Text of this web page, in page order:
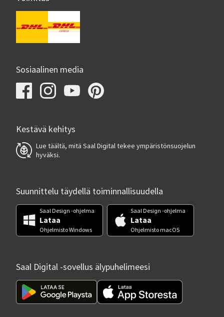
Sosiaalinen media
Kestävä kehitys
Lue täältä, mitä Saal Digital tekee ympäristönsuojelun
hyväksi.
Suunnittelu täydellä toiminnallisuudella
Saal Design -ohjelma
Lataa
Ohjelmisto Windows
Saal Design -ohjelma
Lataa
Ohjelmisto macOS
Saal Digital -sovellus älypuhelimeesi